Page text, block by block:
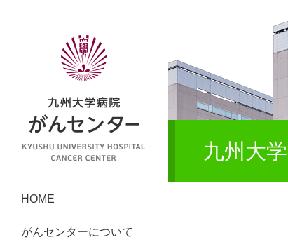
HOME
がんセンターについて
九州大